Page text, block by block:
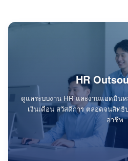
HR
ดูแลระบบงาน HR และงานแอดมิน
เงินเดือน สวัสดิการ ตลอดจนสิท
อาชีพ